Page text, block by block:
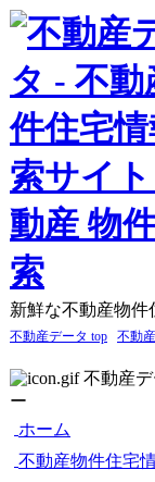
新鮮な不動産物
不動産データ top 不動
不動産デ
ー
ホーム
不動産物件住宅